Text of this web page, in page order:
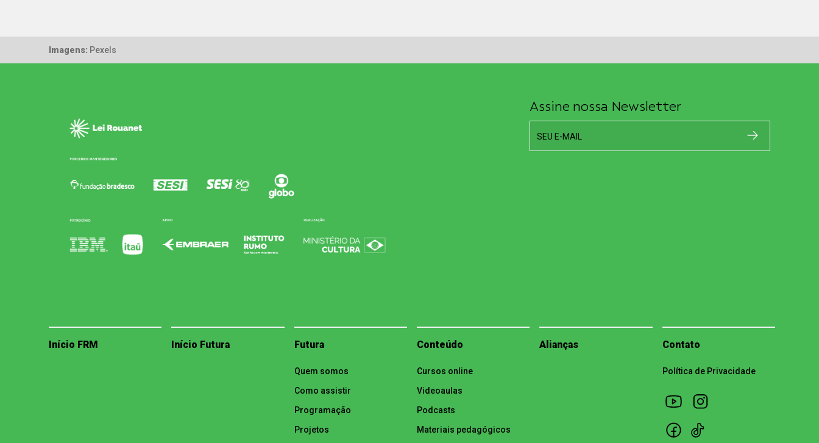
Imagens: Pexels
Assine nossa Newsletter
SEU E-MAIL
Início FRM Início Futura Futura
Quem somos
Como assistir
Programação
Projetos
Conteúdo
Cursos online
Videoaulas
Podcasts
Materiais pedagógicos
Alianças Contato
Política de Privacidade